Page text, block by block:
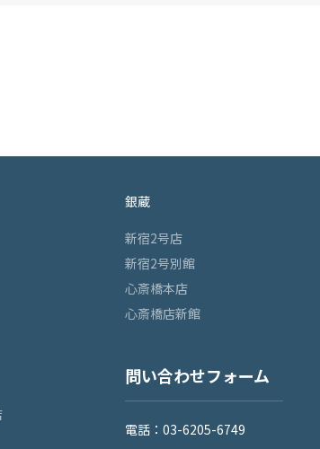
銀蔵
新宿2号店
新宿2号別館
心斎橋本店
心斎橋店新館
問い合わせフォーム
電話：03-6205-6749